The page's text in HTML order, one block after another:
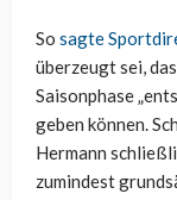
So sagte
überzeugt sei,
Saisonphase
geben können.
Hermann
zumindest